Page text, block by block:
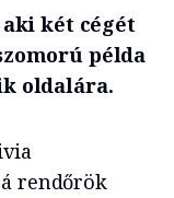
két cégét
példa
oldalára.
rendőrök